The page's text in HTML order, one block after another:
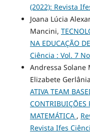
(2022): Revista
Joana Lúcia
Mancini,
NA EDUCAÇÃO
Ciência : Vol. 7
Andressa Solane
Elizabete
ATIVA TEAM
CONTRIBUIÇÕES
MATEMÁTICA ,
Revista Ifes